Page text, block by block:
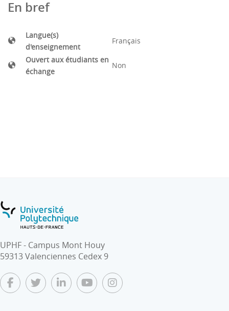
En bref
Langue(s)
d'enseignement
Français
Ouvert aux étudiants en
échange
Non
UPHF - Campus Mont Houy
59313 Valenciennes Cedex 9